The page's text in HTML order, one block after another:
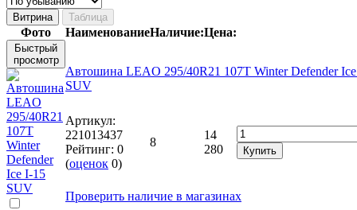
Фото НаименованиеНаличие:Цена:
Быстрый
просмотр
Автошина LEAO 295/40R21 107T Winter Defender
SUV
Артикул:
221013437
Рейтинг: 0
(оценок 0)
8
14
280
Купить
Проверить наличие в магазинах